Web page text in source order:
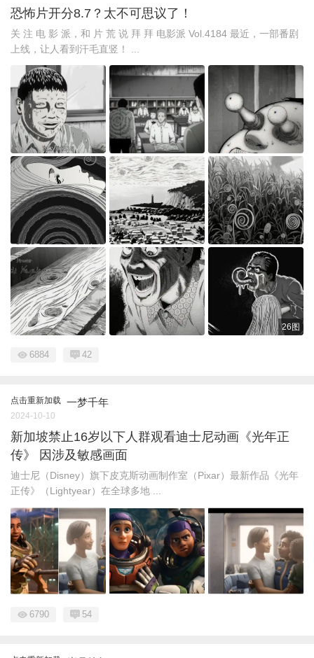
恐怖片开分8.7？太不可思议了！
关 注 电 影 派，和 片 荒 说 拜 拜 电影派 Vol.4184 最近，一部番剧
上线，让人看到汗毛直竖！ ...
26图
6884 42
点击重新加载 一梦千年
2024-10-10
新加坡禁止16岁以下人群观看迪士尼动画《光年正
传》 因涉及敏感画面
迪士尼（Disney）旗下皮克斯动画制作室（Pixar）最新作品《光年
正传》（Lightyear）在全球多地 ...
6790 54